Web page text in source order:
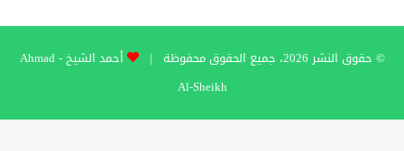
© حقوق النشر 2026، جميع الحقوق محفوظة |
أحمد الشيخ - Ahmad
Al-Sheikh